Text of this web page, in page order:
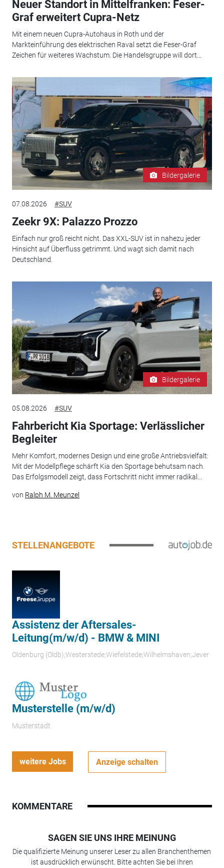
Neuer Standort in Mittelfranken: Feser-
Graf erweitert Cupra-Netz
Mit einem neuen Cupra-Autohaus in Roth und der
Markteinführung des elektrischen Raval setzt die Feser-Graf
Zeichen für weiteres Wachstum. Die Handelsgruppe will dort...
Bildergalerie
07.08.2026 #SUV
Zeekr 9X: Palazzo Prozzo
Einfach nur groß reicht nicht. Das XXL-SUV ist in nahezu jeder
Hinsicht auf Überfluss getrimmt. Und wagt sich damit nach
Deutschland.
Bildergalerie
05.08.2026 #SUV
Fahrbericht Kia Sportage: Verlässlicher
Begleiter
Mehr Komfort, modernes Design und eine große Antriebsvielfalt:
Mit der Modellpflege schärft Kia den Sportage behutsam nach.
Das Erfolgsmodell zeigt, dass Fortschritt nicht immer radikal...
von Ralph M. Meunzel
STELLENANGEBOTE
Assistenz der Aftersales-
Leitung(m/w/d) - BMW & MINI
Oldenburg (Oldb);Westerstede;Wiefelstede;Wilhelmshaven;Jever
Musterstelle (m/w/d)
Musterstadt
weitere Jobs Anzeige schalten
KOMMENTARE
SAGEN SIE UNS IHRE MEINUNG
Die qualifizierte Meinung unserer Leser zu allen Branchenthemen
ist ausdrücklich erwünscht. Bitte achten Sie bei Ihren